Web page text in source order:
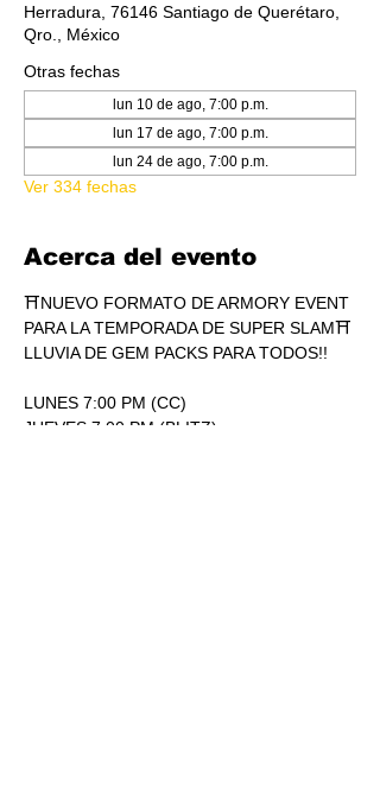
Herradura, 76146 Santiago de Querétaro,
Qro., México
Otras fechas
lun 10 de ago, 7:00 p.m.
lun 17 de ago, 7:00 p.m.
lun 24 de ago, 7:00 p.m.
Ver 334 fechas
Acerca del evento
⛩NUEVO FORMATO DE ARMORY EVENT
PARA LA TEMPORADA DE SUPER SLAM⛩
LLUVIA DE GEM PACKS PARA TODOS!!
LUNES 7:00 PM (CC)
JUEVES 7:00 PM (BLITZ)